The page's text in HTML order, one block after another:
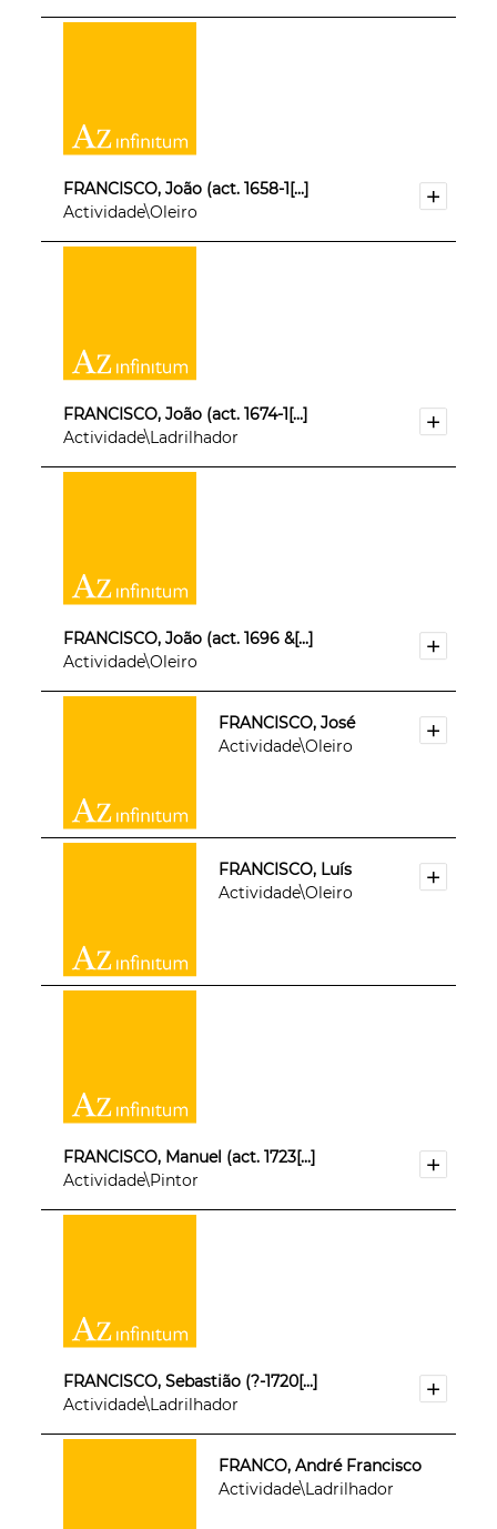
FRANCISCO, João (act. 1658-1[...]
Actividade\Oleiro
FRANCISCO, João (act. 1674-1[...]
Actividade\Ladrilhador
FRANCISCO, João (act. 1696 &[...]
Actividade\Oleiro
FRANCISCO, José
Actividade\Oleiro
FRANCISCO, Luís
Actividade\Oleiro
FRANCISCO, Manuel (act. 1723[...]
Actividade\Pintor
FRANCISCO, Sebastião (?-1720[...]
Actividade\Ladrilhador
FRANCO, André Francisco
Actividade\Ladrilhador